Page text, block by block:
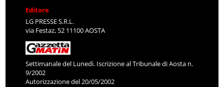
Editore
LG PRESSE S.R.L.
via Festaz, 52 11100 AOSTA
Settimanale del Lunedì. Iscrizione al Tribunale di Aosta n.
9/2002
Autorizzazione del 20/05/2002